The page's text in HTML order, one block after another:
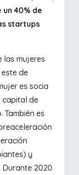
un 40% de
startups
las mujeres
de
es socia
capital de
También es
y
2020